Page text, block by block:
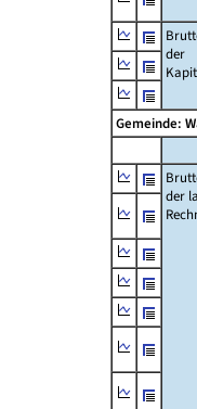
der
Gemeinde:
der